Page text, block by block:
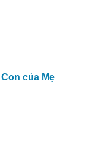
của Mẹ